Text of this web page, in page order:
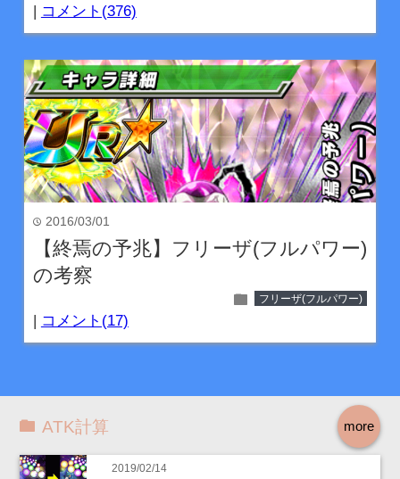
| コメント(376)
time 2016/03/01
【終焉の予兆】フリーザ(フルパワー)
の考察
folder フリーザ(フルパワー)
| コメント(17)
more
ATK計算
2019/02/14